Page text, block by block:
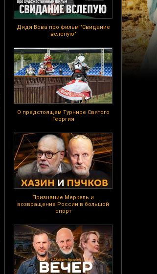
Дядя Вова про фильм "Свидание
вслепую"
О предстоящем Турнире Святого
Георгия
Признание Меркель и
возвращение России в большой
спорт